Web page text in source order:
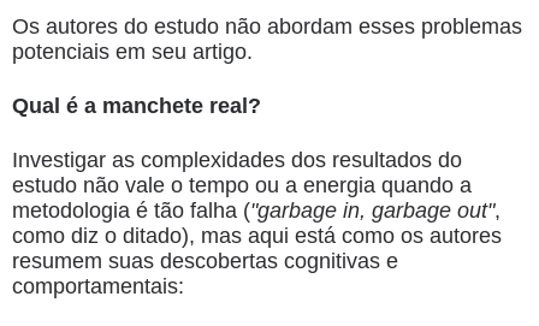
Os autores do estudo não abordam esses problemas
potenciais em seu artigo.
Qual é a manchete real?
Investigar as complexidades dos resultados do
estudo não vale o tempo ou a energia quando a
metodologia é tão falha ("garbage in, garbage out",
como diz o ditado), mas aqui está como os autores
resumem suas descobertas cognitivas e
comportamentais: